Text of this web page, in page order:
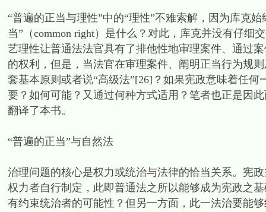
“普遍的正当与理性”中的“理性”不难索解，因为库克
当”（common right）是什么？对此，库克并没有仔细
艺理性让普通法法官具有了排他性地审理案件、通过
的权利，但是，当法官在审理案件、阐明正当行为规
套基本原则或者说“高级法”[26]？如果宪政意味着任
要？如何可能？又通过何种方式适用？笔者也正是因
翻译了本书。
“普遍的正当”与自然法
治理问题的核心是权力或统治与法律的恰当关系。宪
权力者自行制定，此即普通法之所以能够成为宪政之
有约束统治者的可能性？但另一方面，此一法治要能